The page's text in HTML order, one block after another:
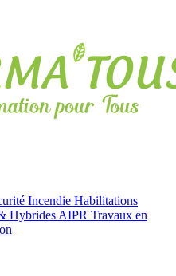
Incendie Habilitations
Hybrides AIPR Travaux en